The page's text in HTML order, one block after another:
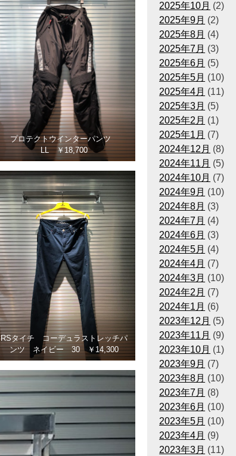
プロテクトウインターパンツ
LL ￥18,700
RSタイチ コーデュラストレッチパ
ンツ ネイビー 30 ￥14,300
2025年10月 (2)
2025年9月 (2)
2025年8月 (4)
2025年7月 (3)
2025年6月 (5)
2025年5月 (10)
2025年4月 (11)
2025年3月 (5)
2025年2月 (1)
2025年1月 (7)
2024年12月 (8)
2024年11月 (5)
2024年10月 (7)
2024年9月 (10)
2024年8月 (3)
2024年7月 (4)
2024年6月 (3)
2024年5月 (4)
2024年4月 (7)
2024年3月 (10)
2024年2月 (7)
2024年1月 (6)
2023年12月 (5)
2023年11月 (9)
2023年10月 (1)
2023年9月 (7)
2023年8月 (10)
2023年7月 (8)
2023年6月 (10)
2023年5月 (10)
2023年4月 (9)
2023年3月 (11)